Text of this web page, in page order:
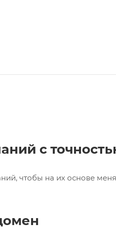
с
чтобы на их основе